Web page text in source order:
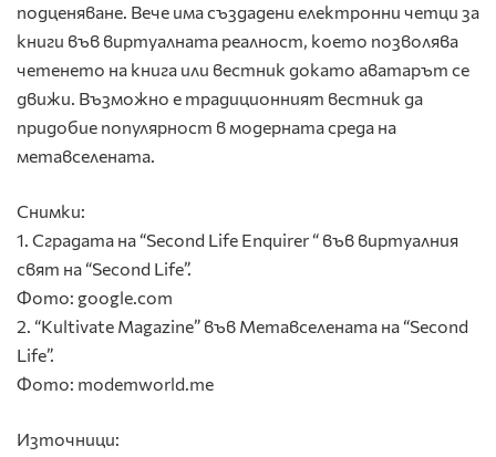
подценяване. Вече има създадени електронни четци за
книги във виртуалната реалност, което позволява
четенето на книга или вестник докато аватарът се
движи. Възможно е традиционният вестник да
придобие популярност в модерната среда на
метавселената.
Снимки:
1. Сградата на “Second Life Enquirer “ във виртуалния
свят на “Second Life”.
Фото: google.com
2. “Kultivate Magazine” във Метавселената на “Second
Life”.
Фото: modemworld.me
Източници: